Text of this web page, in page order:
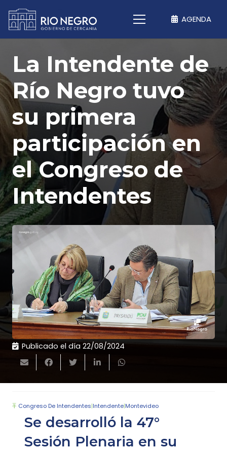
AGENDA
La Intendente de
Río Negro tuvo
su primera
participación en
el Congreso de
Intendentes
Publicado el día 22/08/2024
Congreso De Intendentes|Intendente|Montevideo
Se desarrolló la 47°
Sesión Plenaria en su